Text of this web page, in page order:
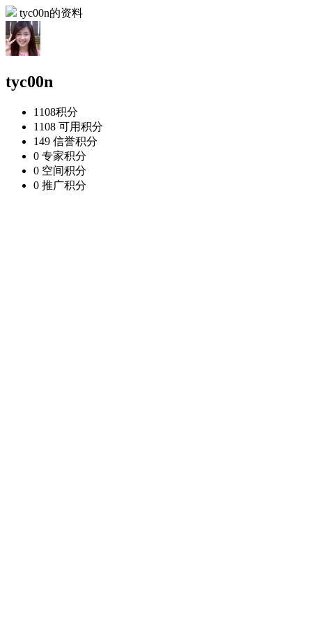
tyc00n的资料
tyc00n
1108积分
1108 可用积分
149 信誉积分
0 专家积分
0 空间积分
0 推广积分